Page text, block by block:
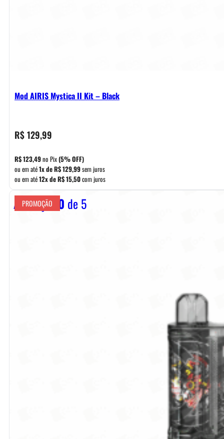
Mod AIRIS Mystica II Kit – Black
R$129,99
R$123,49no Pix(5% OFF)
ou em até1x deR$129,99sem juros
ou em até12x deR$15,50com juros
Avaliação 0 de 5
PROMOÇÃO